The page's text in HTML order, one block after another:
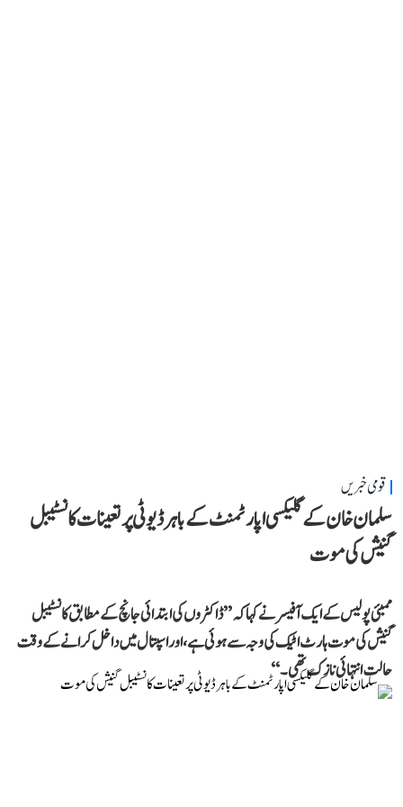
قومی خبریں
سلمان خان کے گلیکسی اپارٹمنٹ کے باہر ڈیوٹی پر تعینات کانسٹیبل
گنیش کی موت
ممبئی پولیس کے ایک آفیسر نے کہا کہ ’’ڈاکٹروں کی ابتدائی جانچ کے مطابق کانسٹیبل
گنیش کی موت ہارٹ اٹیک کی وجہ سے ہوئی ہے، اور اسپتال میں داخل کرانے کے وقت
حالت انتہائی نازک تھی۔‘‘